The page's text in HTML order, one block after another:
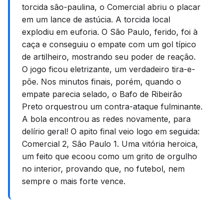
torcida são-paulina, o Comercial abriu o placar
em um lance de astúcia. A torcida local
explodiu em euforia. O São Paulo, ferido, foi à
caça e conseguiu o empate com um gol típico
de artilheiro, mostrando seu poder de reação.
O jogo ficou eletrizante, um verdadeiro tira-e-
põe. Nos minutos finais, porém, quando o
empate parecia selado, o Bafo de Ribeirão
Preto orquestrou um contra-ataque fulminante.
A bola encontrou as redes novamente, para
delírio geral! O apito final veio logo em seguida:
Comercial 2, São Paulo 1. Uma vitória heroica,
um feito que ecoou como um grito de orgulho
no interior, provando que, no futebol, nem
sempre o mais forte vence.